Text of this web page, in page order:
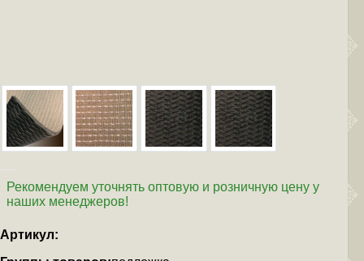
Рекомендуем уточнять оптовую и розничную цену у
наших менеджеров!
Артикул: